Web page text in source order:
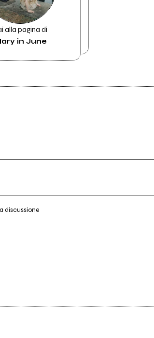
alla pagina di
in June
discussione